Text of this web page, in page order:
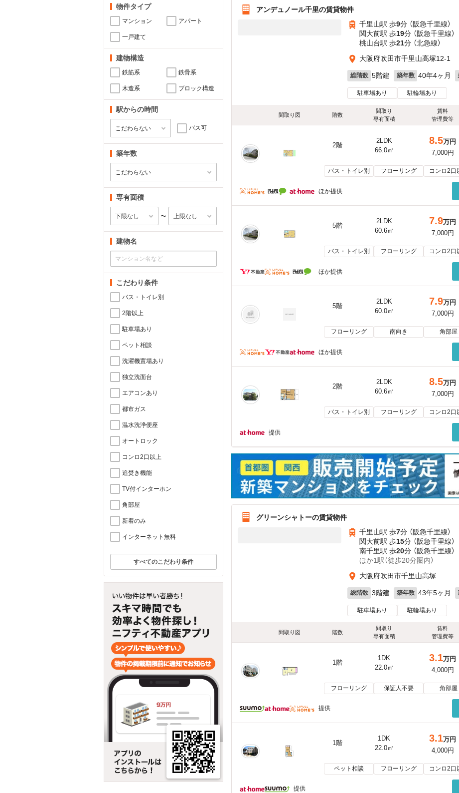
物件タイプ
マンション アパート
一戸建て
建物構造
鉄筋系 鉄骨系
木造系 ブロック構造
駅からの時間
バス可
築年数
専有面積
〜
建物名
こだわり条件
バス・トイレ別
2階以上
駐車場あり
ペット相談
洗濯機置場あり
独立洗面台
エアコンあり
都市ガス
温水洗浄便座
オートロック
コンロ2口以上
追焚き機能
TV付インターホン
角部屋
新着のみ
インターネット無料
すべてのこだわり条件
アンデュノール千里の賃貸物件
千里山駅 歩9分 （阪急千里線）
関大前駅 歩19分 （阪急千里線）
桃山台駅 歩21分 （北急線）
大阪府吹田市千里山高塚12-1
総階数 5階建 築年数 40年4ヶ月
駐車場あり 駐輪場あり
間取り図 階数
間取り
専有面積
賃料
管理費等
2階
2LDK
66.0㎡
8.5万円
7,000円
バス・トイレ別 フローリング コンロ2口
ほか提供
5階
2LDK
60.6㎡
7.9万円
7,000円
バス・トイレ別 フローリング コンロ2口
ほか提供
5階
2LDK
60.0㎡
7.9万円
7,000円
フローリング 南向き 角部屋
ほか提供
2階
2LDK
60.6㎡
8.5万円
7,000円
バス・トイレ別 フローリング コンロ2口
提供
グリーンシャトーの賃貸物件
千里山駅 歩7分 （阪急千里線）
関大前駅 歩15分 （阪急千里線）
南千里駅 歩20分 （阪急千里線）
ほか1駅（徒歩20分圏内）
大阪府吹田市千里山高塚
総階数 3階建 築年数 43年5ヶ月
駐車場あり 駐輪場あり
間取り図 階数
間取り
専有面積
賃料
管理費等
1階
1DK
22.0㎡
3.1万円
4,000円
フローリング 保証人不要 角部屋
提供
1階
1DK
22.0㎡
3.1万円
4,000円
ペット相談 フローリング コンロ2口
提供